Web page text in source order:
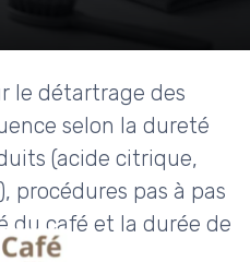
le détartrage des
selon la dureté
(acide citrique,
procédures pas à pas
du café et la durée de